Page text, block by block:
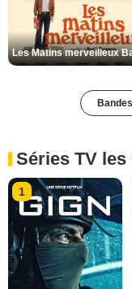
Séries TV
1